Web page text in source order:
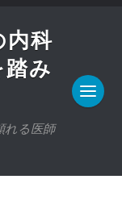
内科
踏み
れる医師